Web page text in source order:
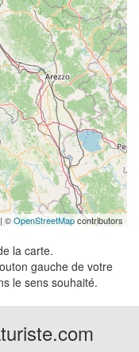
| ©OpenStreetMapcontributors
la carte.
gauche de votre
le sens souhaité.